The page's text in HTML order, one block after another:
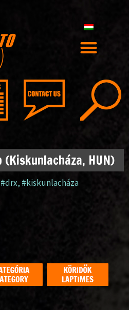
(Kiskunlacháza, HUN)
#drx, #kiskunlacháza